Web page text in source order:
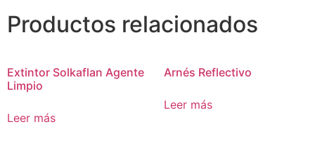
Productos relacionados
Extintor Solkaflan Agente
Limpio
Leer más
Arnés Reflectivo
Leer más